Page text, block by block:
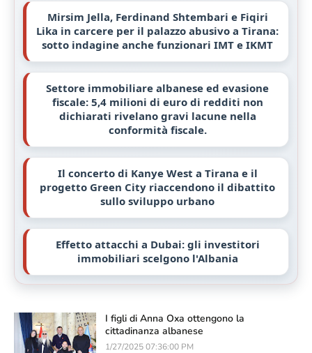
Mirsim Jella, Ferdinand Shtembari e Fiqiri
Lika in carcere per il palazzo abusivo a Tirana:
sotto indagine anche funzionari IMT e IKMT
Settore immobiliare albanese ed evasione
fiscale: 5,4 milioni di euro di redditi non
dichiarati rivelano gravi lacune nella
conformità fiscale.
Il concerto di Kanye West a Tirana e il
progetto Green City riaccendono il dibattito
sullo sviluppo urbano
Effetto attacchi a Dubai: gli investitori
immobiliari scelgono l'Albania
I figli di Anna Oxa ottengono la
cittadinanza albanese
1/27/2025 07:36:00 PM